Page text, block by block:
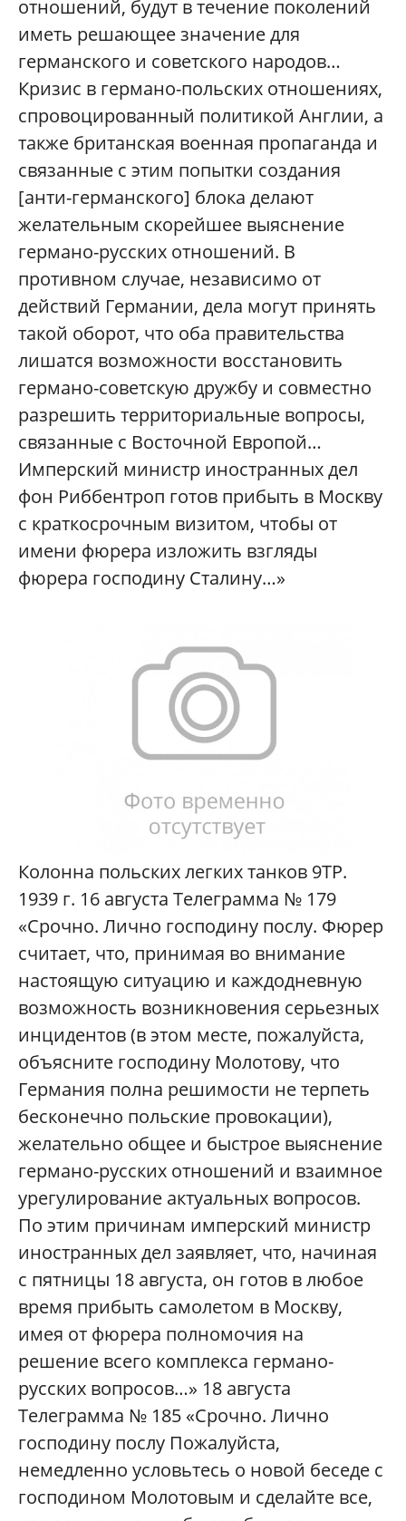
отношений, будут в течение поколений
иметь решающее значение для
германского и советского народов…
Кризис в германо-польских отношениях,
спровоцированный политикой Англии, а
также британская военная пропаганда и
связанные с этим попытки создания
[анти-германского] блока делают
желательным скорейшее выяснение
германо-русских отношений. В
противном случае, независимо от
действий Германии, дела могут принять
такой оборот, что оба правительства
лишатся возможности восстановить
германо-советскую дружбу и совместно
разрешить территориальные вопросы,
связанные с Восточной Европой…
Имперский министр иностранных дел
фон Риббентроп готов прибыть в Москву
с краткосрочным визитом, чтобы от
имени фюрера изложить взгляды
фюрера господину Сталину…»
Колонна польских легких танков 9TP.
1939 г. 16 августа Телеграмма № 179
«Срочно. Лично господину послу. Фюрер
считает, что, принимая во внимание
настоящую ситуацию и каждодневную
возможность возникновения серьезных
инцидентов (в этом месте, пожалуйста,
объясните господину Молотову, что
Германия полна решимости не терпеть
бесконечно польские провокации),
желательно общее и быстрое выяснение
германо-русских отношений и взаимное
урегулирование актуальных вопросов.
По этим причинам имперский министр
иностранных дел заявляет, что, начиная
с пятницы 18 августа, он готов в любое
время прибыть самолетом в Москву,
имея от фюрера полномочия на
решение всего комплекса германо-
русских вопросов…» 18 августа
Телеграмма № 185 «Срочно. Лично
господину послу Пожалуйста,
немедленно условьтесь о новой беседе с
господином Молотовым и сделайте все,